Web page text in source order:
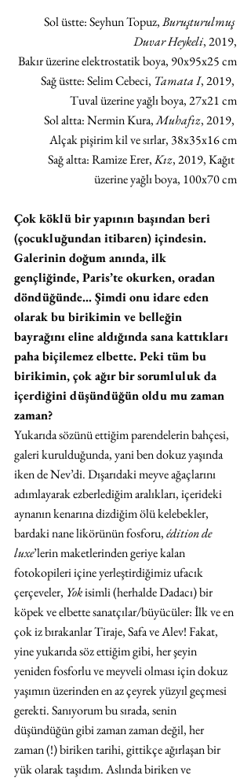
Sol üstte: Seyhun Topuz, Buruşturulmuş
Duvar Heykeli, 2019,
Bakır üzerine elektrostatik boya, 90x95x25 cm
Sağ üstte: Selim Cebeci, Tamata I, 2019,
Tuval üzerine yağlı boya, 27x21 cm
Sol altta: Nermin Kura, Muhafız, 2019,
Alçak pişirim kil ve sırlar, 38x35x16 cm
Sağ altta: Ramize Erer, Kız, 2019, Kağıt
üzerine yağlı boya, 100x70 cm
Çok köklü bir yapının başından beri
(çocukluğundan itibaren) içindesin.
Galerinin doğum anında, ilk
gençliğinde, Paris’te okurken, oradan
döndüğünde… Şimdi onu idare eden
olarak bu birikimin ve belleğin
bayrağını eline aldığında sana kattıkları
paha biçilemez elbette. Peki tüm bu
birikimin, çok ağır bir sorumluluk da
içerdiğini düşündüğün oldu mu zaman
zaman?
Yukarıda sözünü ettiğim parendelerin bahçesi,
galeri kurulduğunda, yani ben dokuz yaşında
iken de Nev’di. Dışarıdaki meyve ağaçlarını
adımlayarak ezberlediğim aralıkları, içerideki
aynanın kenarına dizdiğim ölü kelebekler,
bardaki nane likörünün fosforu, édition de
luxe’lerin maketlerinden geriye kalan
fotokopileri içine yerleştirdiğimiz ufacık
çerçeveler, Yok isimli (herhalde Dadacı) bir
köpek ve elbette sanatçılar/büyücüler: İlk ve en
çok iz bırakanlar Tiraje, Safa ve Alev! Fakat,
yine yukarıda söz ettiğim gibi, her şeyin
yeniden fosforlu ve meyveli olması için dokuz
yaşımın üzerinden en az çeyrek yüzyıl geçmesi
gerekti. Sanıyorum bu sırada, senin
düşündüğün gibi zaman zaman değil, her
zaman (!) biriken tarihi, gittikçe ağırlaşan bir
yük olarak taşıdım. Aslında biriken ve